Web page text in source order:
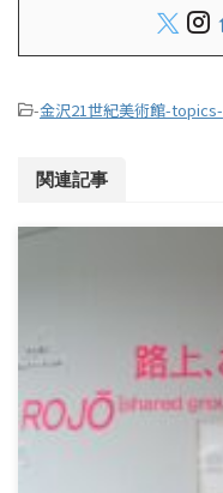
-金沢21世紀美術館-topics-
関連記事